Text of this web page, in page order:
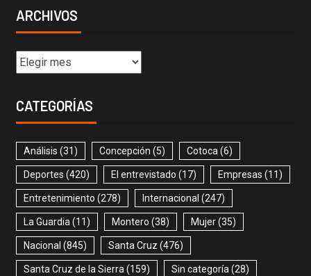
ARCHIVOS
CATEGORÍAS
Análisis (31) Concepción (5) Cotoca (6)
Deportes (420) El entrevistado (17) Empresas (11)
Entretenimiento (278) Internacional (247)
La Guardia (11) Montero (38) Mujer(35)
Nacional (845) Santa Cruz (476)
Santa Cruz de la Sierra (159) Sin categoría (28)